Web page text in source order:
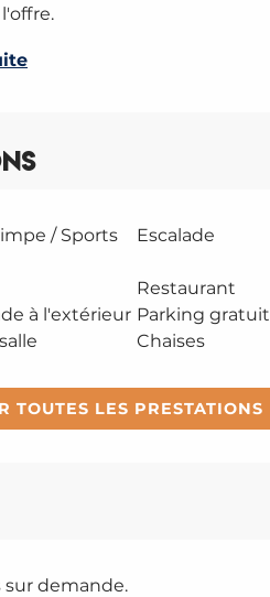
/ Sports
Escalade
Restaurant
à l'extérieur Parking gratuit
Chaises
TOUTES LES PRESTATIONS
sur demande.